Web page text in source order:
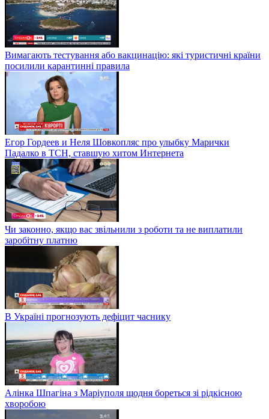
Вимагають тестування або вакцинацію: які туристичні країни
посилили карантинні правила
Егор Гордеев и Неля Шовкопляс про улыбку Марички
Падалко в ТСН, ставшую хитом Интернета
Чи законно, якщо вас звільнили з роботи та не виплатили
заробітну платню
В Україні прогнозують дефіцит часнику
Алінка Шпагіна з Маріуполя щодня бореться зі рідкісною
хворобою